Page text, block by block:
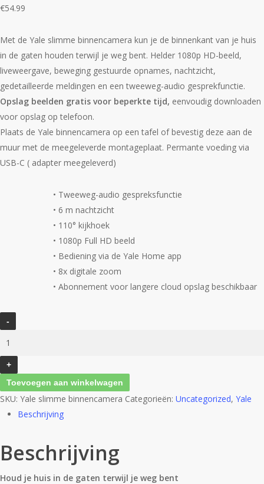
€54.99
Met de Yale slimme binnencamera kun je de binnenkant van je huis
in de gaten houden terwijl je weg bent. Helder 1080p HD-beeld,
liveweergave, beweging gestuurde opnames, nachtzicht,
gedetailleerde meldingen en een tweeweg-audio gesprekfunctie.
Opslag beelden gratis voor beperkte tijd, eenvoudig downloaden
voor opslag op telefoon.
Plaats de Yale binnencamera op een tafel of bevestig deze aan de
muur met de meegeleverde montageplaat. Permante voeding via
USB-C ( adapter meegeleverd)
• Tweeweg-audio gespreksfunctie
• 6 m nachtzicht
• 110° kijkhoek
• 1080p Full HD beeld
• Bediening via de Yale Home app
• 8x digitale zoom
• Abonnement voor langere cloud opslag beschikbaar
Toevoegen aan winkelwagen
SKU: Yale slimme binnencamera Categorieën: Uncategorized, Yale
Beschrijving
Beschrijving
Houd je huis in de gaten terwijl je weg bent